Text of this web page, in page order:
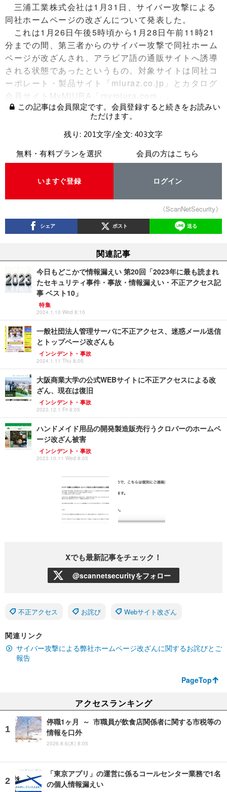
三浦工業株式会社は1月31日、サイバー攻撃による
同社ホームページの改ざんについて発表した。
これは1月26日午後5時頃から1月28日午前11時21
分までの間、第三者からのサイバー攻撃で同社ホーム
ページが改ざんされ、アラビア語の通販サイトへ誘導
される状態であったというもの。対象サイトは同社コ
ーポレート・製品サイト「miuraz.co.jp」とカタログ
会員サイトMyMIURA「mymiura.com」。
この記事は会員限定です。会員登録すると続きをお読みい
ただけます。
残り: 201文字/全文: 403文字
無料・有料プランを選択
いますぐ登録
会員の方はこちら
ログイン
《ScanNetSecurity》
シェア ポスト 送る
関連記事
今日もどこかで情報漏えい 第20回「2023年に最も読まれ
たセキュリティ事件・事故・情報漏えい・不正アクセス記
事 ベスト10」
特集
2024.1.10 Wed 8:10
一般社団法人管理サーバに不正アクセス、迷惑メール送信
とトップページ改ざんも
インシデント・事故
2024.1.11 Thu 8:05
大阪商業大学の公式WEBサイトに不正アクセスによる改
ざん、現在は復旧
インシデント・事故
2023.12.1 Fri 8:05
ハンドメイド用品の開発製造販売行うクロバーのホームペ
ージ改ざん被害
インシデント・事故
2023.10.11 Wed 8:05
Xでも最新記事をチェック！
@scannetsecurityをフォロー
不正アクセス お詫び Webサイト改ざん
関連リンク
サイバー攻撃による弊社ホームページ改ざんに関するお詫びとご
報告
PageTop
アクセスランキング
停職1ヶ月 ～ 市職員が飲食店関係者に関する市税等の
情報を口外
2026.8.6(木) 8:05
「東京アプリ」の運営に係るコールセンター業務で1名
の個人情報漏えい